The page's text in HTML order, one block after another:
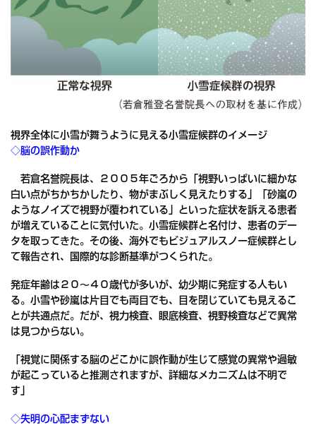
視界全体に小雪が舞うように見える小雪症候群のイメージ
◇脳の誤作動か
若倉名誉院長は、２００５年ごろから「視野いっぱいに細かな
白い点がちかちかしたり、物がまぶしく見えたりする」「砂嵐の
ようなノイズで視野が覆われている」といった症状を訴える患者
が増えていることに気付いた。小雪症候群と名付け、患者のデー
タを取ってきた。その後、海外でもビジュアルスノー症候群とし
て報告され、国際的な診断基準がつくられた。
発症年齢は２０～４０歳代が多いが、幼少期に発症する人もい
る。小雪や砂嵐は片目でも両目でも、目を閉じていても見えるこ
とが共通点だ。だが、視力検査、眼底検査、視野検査などで異常
は見つからない。
「視覚に関係する脳のどこかに誤作動が生じて感覚の異常や過敏
が起こっていると推測されますが、詳細なメカニズムは不明で
す」
◇失明の心配まずない